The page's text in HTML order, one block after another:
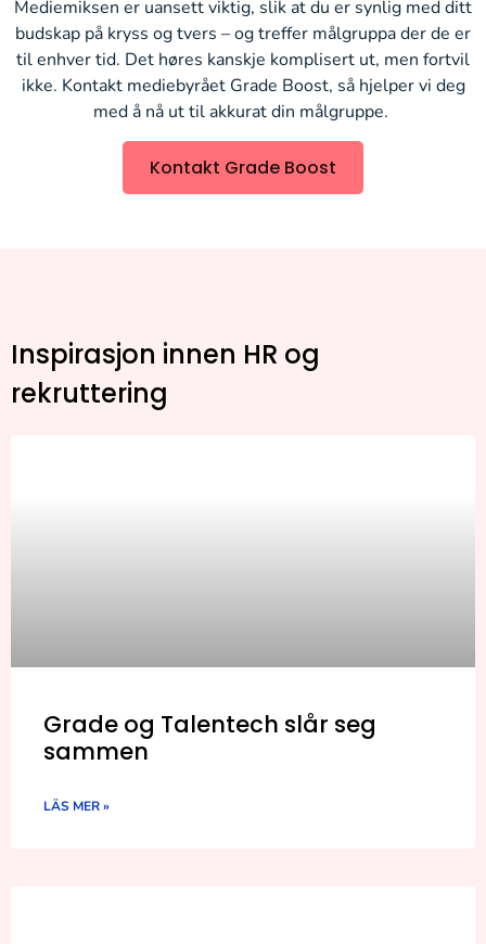
Mediemiksen er uansett viktig, slik at du er synlig med ditt
budskap på kryss og tvers – og treffer målgruppa der de er
til enhver tid. Det høres kanskje komplisert ut, men fortvil
ikke. Kontakt mediebyrået Grade Boost, så hjelper vi deg
med å nå ut til akkurat din målgruppe.
Kontakt Grade Boost
Inspirasjon innen HR og
rekruttering
Grade og Talentech slår seg
sammen
LÄS MER »